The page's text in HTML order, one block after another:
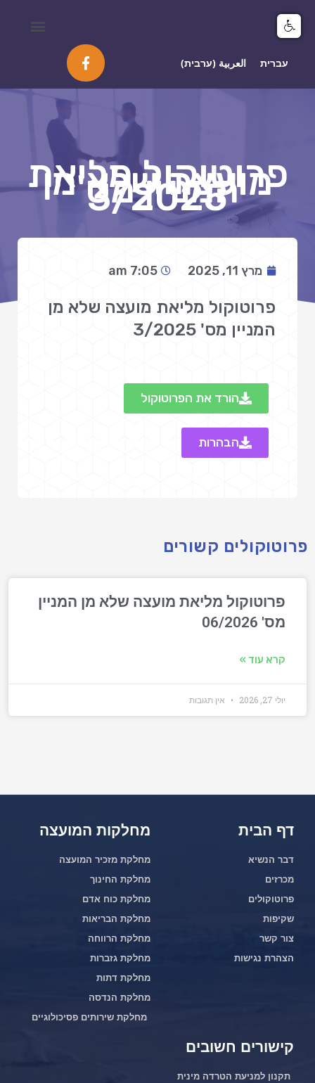
עברית العربية (ערבית)
פרוטוקול מליאת
מועצה שלא מן
המניין מס'
3/2025‎
מרץ 11, 2025 7:05 am
פרוטוקול מליאת מועצה שלא מן
המניין מס' 3/2025‎
הורד את הפרוטוקול
הבהרות
פרוטוקולים קשורים
פרוטוקול מליאת מועצה שלא מן המניין
מס' 06/2026
קרא עוד »
יולי 27, 2026 אין תגובות
דף הבית
דבר הנשיא
מכרזים
פרוטוקולים
שקיפות
צור קשר
הצהרת נגישות
מחלקות המועצה
מחלקת מזכיר המועצה
מחלקת החינוך
מחלקת כוח אדם
מחלקת הבריאות
מחלקת הרווחה
מחלקת גזברות
מחלקת דתות
מחלקת הנדסה
מחלקת שירותים פסיכולוגיים
קישורים חשובים
תקנון למניעת הטרדה מינית